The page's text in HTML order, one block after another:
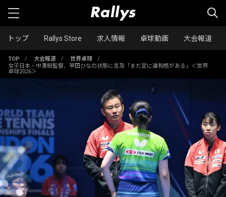
トップ Rallys Store 求人情報 卓球動画 大会報道
TOP / 大会報道 / 世界卓球
/
女子日本・中澤鋭監督、早田ひなの状態に言及「まだ足に違和感がある」＜世界
卓球2026＞